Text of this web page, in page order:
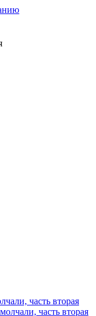
часть вторая